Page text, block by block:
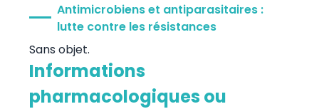
Antimicrobiens et antiparasitaires :
lutte contre les résistances
Sans objet.
Informations
pharmacologiques ou